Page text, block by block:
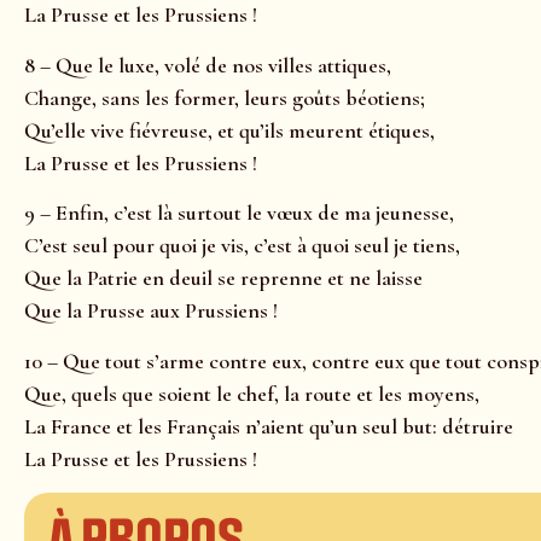
La Prusse et les Prussiens !
8 – Que le luxe, volé de nos villes attiques,
Change, sans les former, leurs goûts béotiens;
Qu’elle vive fiévreuse, et qu’ils meurent étiques,
La Prusse et les Prussiens !
9 – Enfin, c’est là surtout le vœux de ma jeunesse,
C’est seul pour quoi je vis, c’est à quoi seul je tiens,
Que la Patrie en deuil se reprenne et ne laisse
Que la Prusse aux Prussiens !
10 – Que tout s’arme contre eux, contre eux que tout
Que, quels que soient le chef, la route et les moyens,
La France et les Français n’aient qu’un seul but: détruire
La Prusse et les Prussiens !